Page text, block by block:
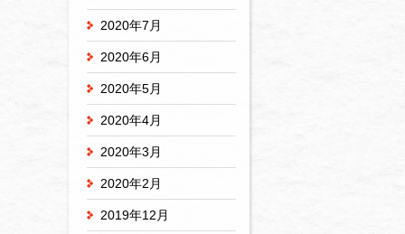
2020年7月
2020年6月
2020年5月
2020年4月
2020年3月
2020年2月
2019年12月